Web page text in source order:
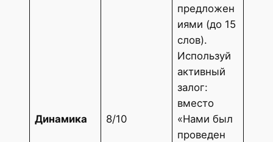
Динамика 8/10
предложен
иями (до 15
слов).
Используй
активный
залог:
вместо
«Нами был
проведен